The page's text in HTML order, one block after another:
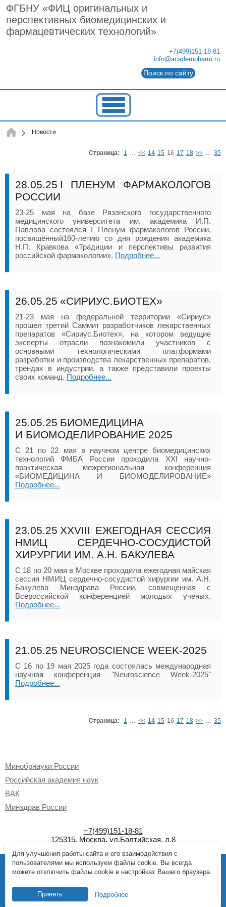
Для улучшения работы сайта и его взаимодействия с
пользователями мы используем файлы cookie. Вы всегда
можете отключить файлы cookie в настройках Вашего браузера.
Принять Подробнее
ФГБНУ «ФИЦ оригинальных и
перспективных биомедицинских и
фармацевтических технологий»
+7(499)151-18-81
info@academpharm.ru
Поиск по сайту
ФГБНУ
ФГБНУ
и
фармацевтических
технологий"
Новости
Страница: 1 << 14 15 16 17 18 >> 35
28.05.25 I ПЛЕНУМ ФАРМАКОЛОГОВ
РОССИИ
23-25 мая на базе Рязанского государственного
медицинского университета им. академика И.П.
Павлова состоялся I Пленум фармакологов России,
посвящённый160-летию со дня рождения академика
Н.П. Кравкова «Традиции и перспективы развития
российской фармакологии». Подробнее...
26.05.25 «СИРИУС.БИОТЕХ»
21-23 мая на федеральной территории «Сириус»
прошел третий Саммит разработчиков лекарственных
препаратов «Сириус.Биотех», на котором ведущие
эксперты отрасли познакомили участников с
основными технологическими платформами
разработки и производства лекарственных препаратов,
трендах в индустрии, а также представили проекты
своих команд. Подробнее...
25.05.25 БИОМЕДИЦИНА
И БИОМОДЕЛИРОВАНИЕ 2025
С 21 по 22 мая в научном центре биомедицинских
технологий ФМБА России проходила XXI научно-
практическая межрегиональная конференция
«БИОМЕДИЦИНА И БИОМОДЕЛИРОВАНИЕ»
Подробнее...
23.05.25 XXVIII ЕЖЕГОДНАЯ СЕССИЯ
НМИЦ СЕРДЕЧНО-СОСУДИСТОЙ
ХИРУРГИИ ИМ. А.Н. БАКУЛЕВА
C 18 по 20 мая в Москве проходила ежегодная майская
сессия НМИЦ сердечно-сосудистой хирургии им. А.Н.
Бакулева Минздрава России, совмещенная с
Всероссийской конференцией молодых ученых.
Подробнее...
21.05.25 NEUROSCIENCE WEEK-2025
С 16 по 19 мая 2025 года состоялась международная
научная конференция "Neuroscience Week-2025"
Подробнее...
Страница: 1 << 14 15 16 17 18 >> 35
Минобрнауки России
Российская академия наук
ВАК
Минздрав России
+7(499)151-18-81
125315, Москва, ул.Балтийская, д.8
Создание сайта
Управление сайтом